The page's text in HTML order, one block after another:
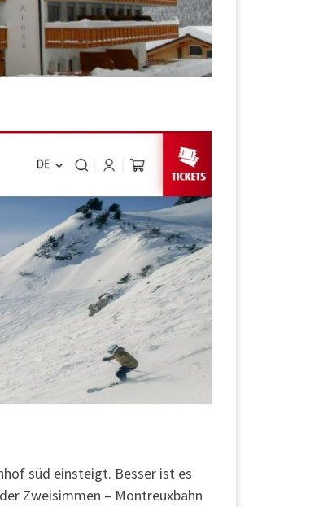
süd einsteigt. Besser ist es
Zweisimmen – Montreuxbahn